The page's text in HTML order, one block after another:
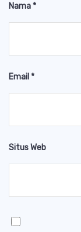
Nama*
Email *
Situs Web